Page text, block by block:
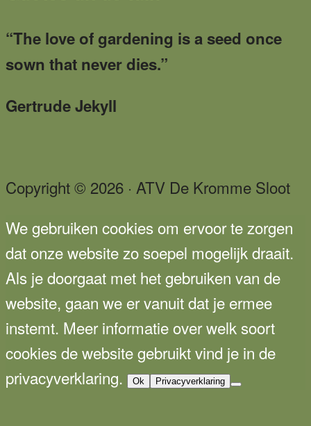
“The love of gardening is a seed once
sown that never dies.”
Gertrude Jekyll
Copyright © 2026 · ATV De Kromme Sloot
We gebruiken cookies om ervoor te zorgen
dat onze website zo soepel mogelijk draait.
Als je doorgaat met het gebruiken van de
website, gaan we er vanuit dat je ermee
instemt. Meer informatie over welk soort
cookies de website gebruikt vind je in de
privacyverklaring.
Ok Privacyverklaring